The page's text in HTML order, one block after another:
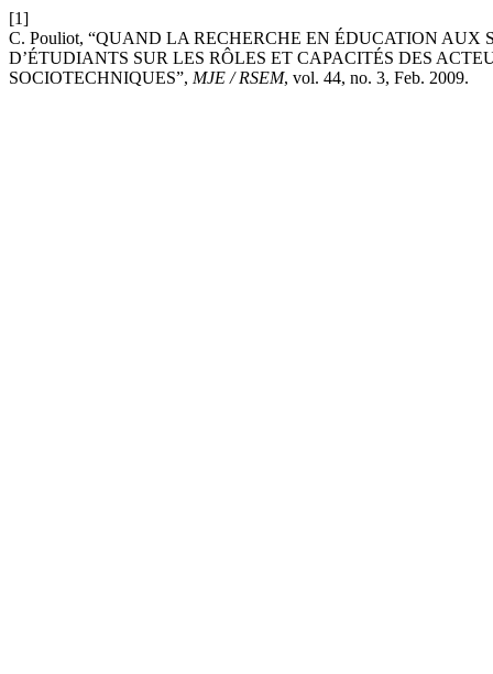
[1]
C. Pouliot, “QUAND LA RECHERCHE EN ÉDUCATION AUX
D’ÉTUDIANTS SUR LES RÔLES ET CAPACITÉS DES
SOCIOTECHNIQUES”, MJE / RSEM, vol. 44, no. 3, Feb. 2009.